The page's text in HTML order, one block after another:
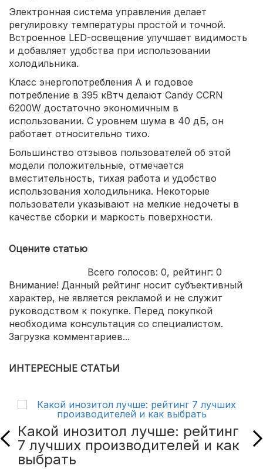
Электронная система управления делает
регулировку температуры простой и точной.
Встроенное LED-освещение улучшает видимость
и добавляет удобства при использовании
холодильника.
Класс энергопотребления А и годовое
потребление в 395 кВтч делают Candy CCRN
6200W достаточно экономичным в
использовании. С уровнем шума в 40 дБ, он
работает относительно тихо.
Большинство отзывов пользователей об этой
модели положительные, отмечается
вместительность, тихая работа и удобство
использования холодильника. Некоторые
пользователи указывают на мелкие недочеты в
качестве сборки и маркость поверхности.
Оцените статью
Всего голосов: 0, рейтинг: 0
Внимание! Данный рейтинг носит субъективный
характер, не является рекламой и не служит
руководством к покупке. Перед покупкой
необходима консультация со специалистом.
Загрузка комментариев...
ИНТЕРЕСНЫЕ СТАТЬИ
Какой инозитол лучше: рейтинг
7 лучших производителей и как
выбрать